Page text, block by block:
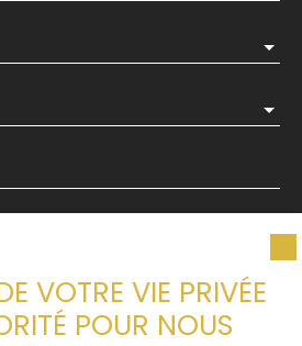
VOTRE VIE PRIVÉE
POUR NOUS